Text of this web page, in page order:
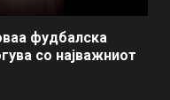
фудбалска
со најважниот